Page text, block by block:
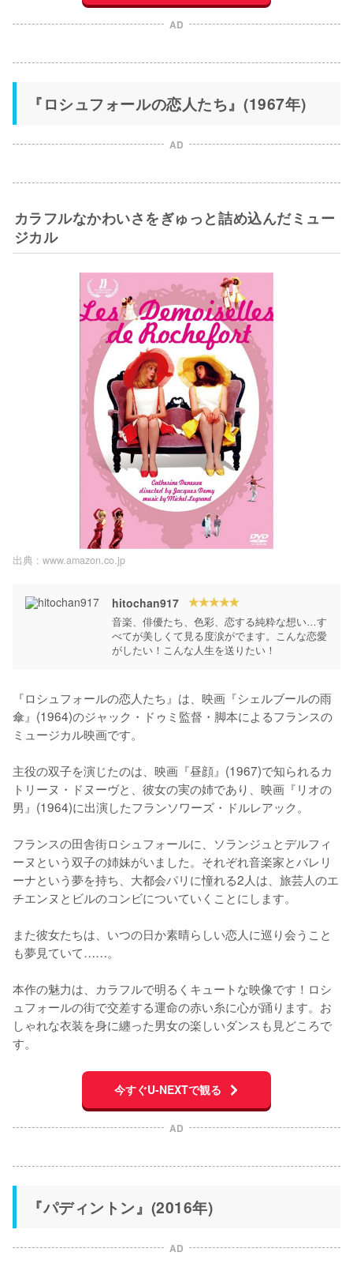
AD
『ロシュフォールの恋人たち』(1967年)
AD
カラフルなかわいさをぎゅっと詰め込んだミュー
ジカル
出典 : www.amazon.co.jp
hitochan917
音楽、俳優たち、色彩、恋する純粋な想い…す
べてが美しくて見る度涙がでます。こんな恋愛
がしたい！こんな人生を送りたい！
『ロシュフォールの恋人たち』は、映画『シェルブールの雨
傘』(1964)のジャック・ドゥミ監督・脚本によるフランスの
ミュージカル映画です。
主役の双子を演じたのは、映画『昼顔』(1967)で知られるカ
トリーヌ・ドヌーヴと、彼女の実の姉であり、映画『リオの
男』(1964)に出演したフランソワーズ・ドルレアック。
フランスの田舎街ロシュフォールに、ソランジュとデルフィ
ーヌという双子の姉妹がいました。それぞれ音楽家とバレリ
ーナという夢を持ち、大都会パリに憧れる2人は、旅芸人のエ
チエンヌとビルのコンビについていくことにします。
また彼女たちは、いつの日か素晴らしい恋人に巡り会うこと
も夢見ていて……。
本作の魅力は、カラフルで明るくキュートな映像です！ロシ
ュフォールの街で交差する運命の赤い糸に心が踊ります。お
しゃれな衣装を身に纏った男女の楽しいダンスも見どころで
す。
今すぐU-NEXTで観る
AD
『パディントン』(2016年)
AD